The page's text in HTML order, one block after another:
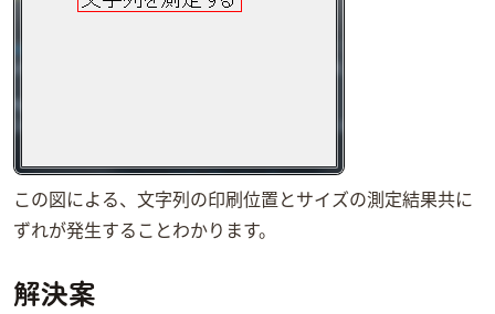
この図による、文字列の印刷位置とサイズの測定結果共に
ずれが発生することわかります。
解決案